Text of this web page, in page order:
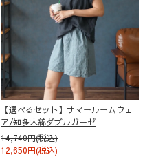
【選べるセット】サマールームウェ
ア/知多木綿ダブルガーゼ
14,740円(税込)
12,650円(税込)